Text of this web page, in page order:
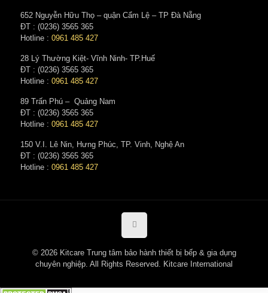
652 Nguyễn Hữu Thọ – quận Cẩm Lệ – TP Đà Nẵng
ĐT : (0236) 3565 365‬
Hotline : 0961 485 427
28 Lý Thường Kiệt- Vĩnh Ninh- TP.Huế
ĐT : (0236) 3565 365‬
Hotline : 0961 485 427
89 Trấn Phú – Quảng Nam
ĐT : (0236) 3565 365‬
Hotline : 0961 485 427
150 V.I. Lê Nin, Hưng Phúc, TP. Vinh, Nghệ An
ĐT : (0236) 3565 365‬
Hotline : 0961 485 427
© 2026 Kitcare Trung tâm bảo hành thiết bị bếp & gia dụng
chuyên nghiệp. All Rights Reserved. Kitcare International